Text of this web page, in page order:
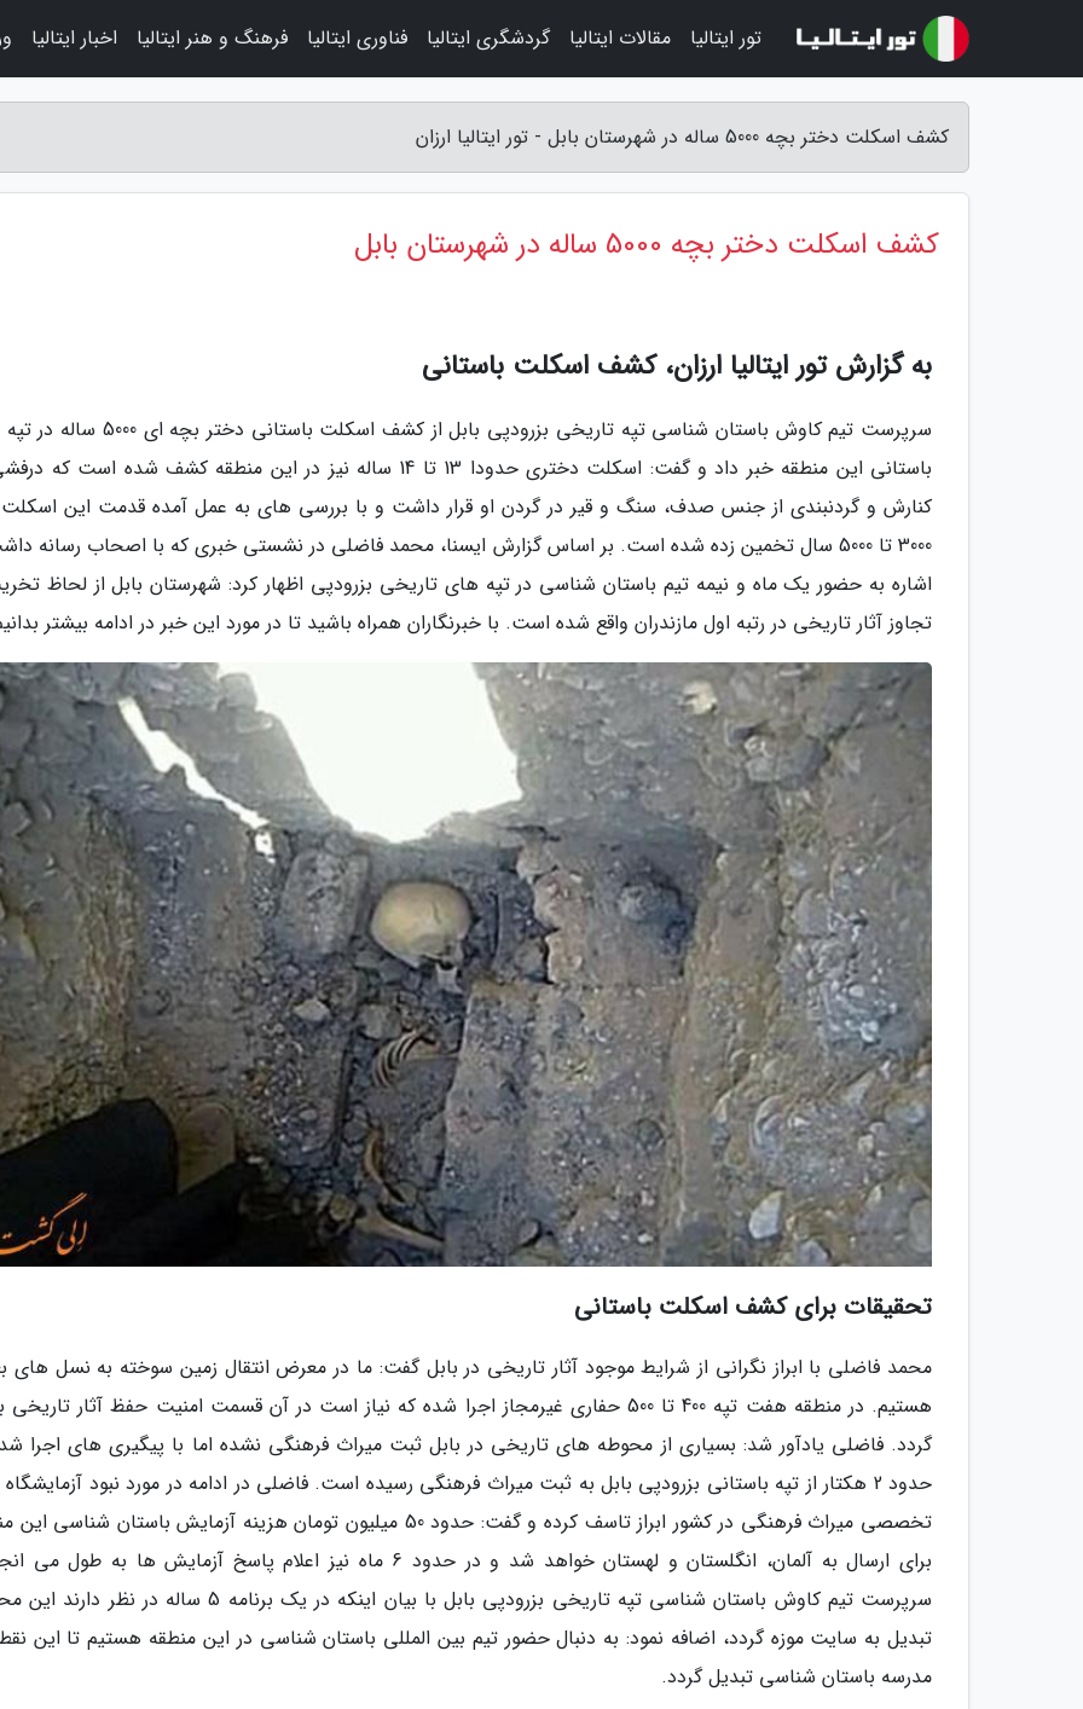
کشف اسکلت دختر بچه 5000 ساله در شهرستان بابل - تور ایتالیا ارزان
کشف اسکلت دختر بچه 5000 ساله در شهرستان بابل
به گزارش تور ایتالیا ارزان، کشف اسکلت باستانی
سرپرست تیم کاوش باستان شناسی تپه تاریخی بزرودپی بابل از کشف اسکلت
باستانی این منطقه خبر داد و گفت: اسکلت دختری حدودا 13 تا 14 ساله نیز در این منطقه کشف شده است
کنارش و گردنبندی از جنس صدف، سنگ و قیر در گردن او قرار داشت و با بررسی های به عمل آمده قدمت این
3000 تا 5000 سال تخمین زده شده است. بر اساس گزارش ایسنا، محمد فاضلی در نشستی خبری که با اصحاب رسانه
اشاره به حضور یک ماه و نیمه تیم باستان شناسی در تپه های تاریخی بزرودپی اظهار کرد: شهرستان بابل از لحاظ
تجاوز آثار تاریخی در رتبه اول مازندران واقع شده است. با خبرنگاران همراه باشید تا در مورد این خبر در ادامه بیشتر
تحقیقات برای کشف اسکلت باستانی
محمد فاضلی با ابراز نگرانی از شرایط موجود آثار تاریخی در بابل گفت: ما در معرض انتقال زمین سوخته به نسل های
هستیم. در منطقه هفت تپه 400 تا 500 حفاری غیرمجاز اجرا شده که نیاز است در آن قسمت امنیت حفظ آثار تاریخی
گردد. فاضلی یادآور شد: بسیاری از محوطه های تاریخی در بابل ثبت میراث فرهنگی نشده اما با پیگیری های اجرا
حدود 2 هکتار از تپه باستانی بزرودپی بابل به ثبت میراث فرهنگی رسیده است. فاضلی در ادامه در مورد نبود
تخصصی میراث فرهنگی در کشور ابراز تاسف کرده و گفت: حدود 50 میلیون تومان هزینه آزمایش باستان شناسی
برای ارسال به آلمان، انگلستان و لهستان خواهد شد و در حدود 6 ماه نیز اعلام پاسخ آزمایش ها به طول
سرپرست تیم کاوش باستان شناسی تپه تاریخی بزرودپی بابل با بیان اینکه در یک برنامه 5 ساله در
تبدیل به سایت موزه گردد، اضافه نمود: به دنبال حضور تیم بین المللی باستان شناسی در این منطقه هستیم تا این
مدرسه باستان شناسی تبدیل گردد.
تور ایتالیا مقالات ایتالیا گردشگری ایتالیا فناوری ایتالیا فرهنگ و هنر ایتالیا اخبار ایتالیا